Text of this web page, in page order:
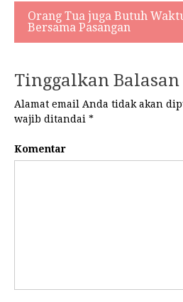
pos
Orang Tua juga Butuh
Bersama Pasangan
Tinggalkan Balasan
Alamat email Anda tidak akan
wajib ditandai *
Komentar